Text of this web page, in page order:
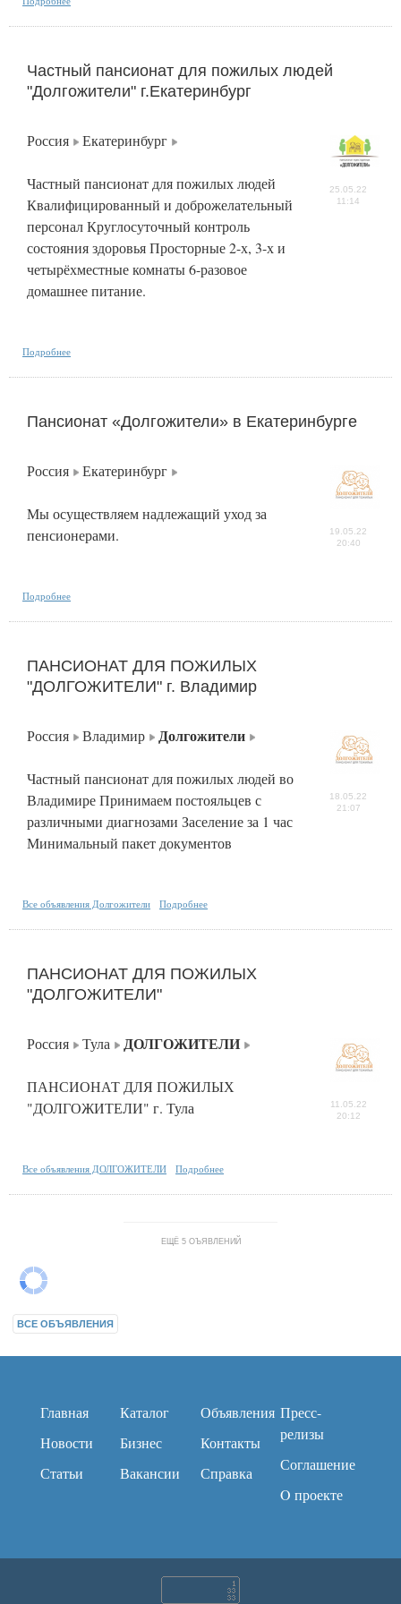
Частный пансионат для пожилых людей
"Долгожители" г.Екатеринбург
Россия Екатеринбург
Частный пансионат для пожилых людей
Квалифицированный и доброжелательный
персонал Круглосуточный контроль
состояния здоровья Просторные 2-х, 3-х и
четырёхместные комнаты 6-разовое
домашнее питание.
25.05.22
11:14
Подробнее
Пансионат «Долгожители» в Екатеринбурге
Россия Екатеринбург
Мы осуществляем надлежащий уход за
пенсионерами.
19.05.22
20:40
Подробнее
ПАНСИОНАТ ДЛЯ ПОЖИЛЫХ
"ДОЛГОЖИТЕЛИ" г. Владимир
Россия Владимир Долгожители
Частный пансионат для пожилых людей во
Владимире Принимаем постояльцев с
различными диагнозами Заселение за 1 час
Минимальный пакет документов
18.05.22
21:07
Все объявления Долгожители Подробнее
ПАНСИОНАТ ДЛЯ ПОЖИЛЫХ
"ДОЛГОЖИТЕЛИ"
Россия Тула ДОЛГОЖИТЕЛИ
ПАНСИОНАТ ДЛЯ ПОЖИЛЫХ
"ДОЛГОЖИТЕЛИ" г. Тула
11.05.22
20:12
Все объявления ДОЛГОЖИТЕЛИ Подробнее
ЕЩЁ 5 ОЪЯВЛЕНИЙ
ВСЕ ОБЪЯВЛЕНИЯ
Главная
Новости
Статьи
Каталог
Бизнес
Вакансии
Объявления
Контакты
Справка
Пресс-
релизы
Соглашение
O проекте